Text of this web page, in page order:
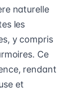
naturelle
les
y compris
Ce
rendant
et